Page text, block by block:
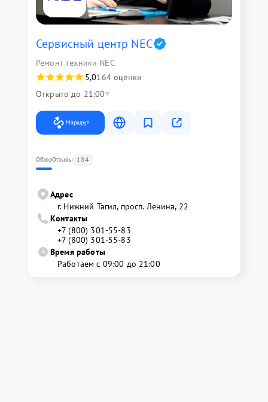
Сервисный центр NEC
Ремонт техники NEC
5,0164 оценки
Открыто до 21:00
Маршрут
ОбзорОтзывы 184
Адрес
г. Нижний Тагил, просп. Ленина, 22
Контакты
+7 (800) 301-55-83
+7 (800) 301-55-83
Время работы
Работаем с 09:00 до 21:00